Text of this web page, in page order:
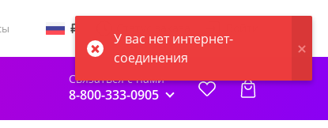
Связаться с нами
8-800-333-0905
У вас нет интернет-
соединения